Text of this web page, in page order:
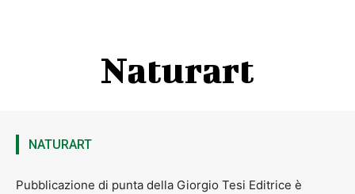
Naturart
NATURART
Pubblicazione di punta della Giorgio Tesi Editrice è